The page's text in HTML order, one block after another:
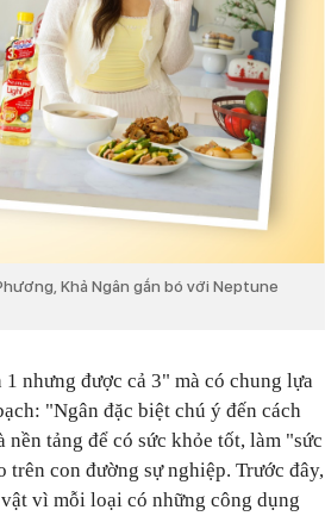
Khả Ngân gắn bó với Neptune
nhưng được cả 3" mà có chung lựa
"Ngân đặc biệt chú ý đến cách
tảng để có sức khỏe tốt, làm "sức
con đường sự nghiệp. Trước đây,
vì mỗi loại có những công dụng